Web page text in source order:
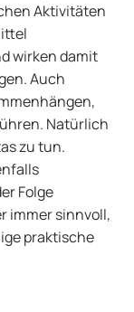
Aktivitäten
wirken damit
Auch
Natürlich
zu tun.
Folge
immer sinnvoll,
praktische